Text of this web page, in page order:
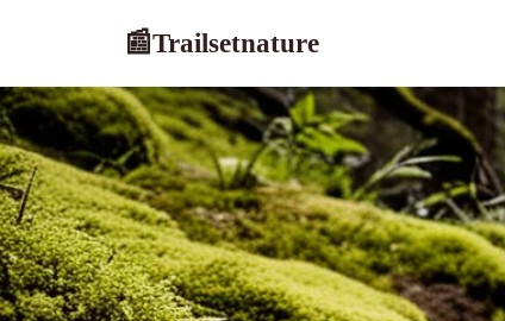
📰Trailsetnature